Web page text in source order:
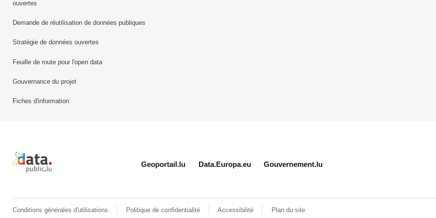
ouvertes
Demande de réutilisation de données publiques
Stratégie de données ouvertes
Feuille de route pour l'open data
Gouvernance du projet
Fiches d'information
Retour à l'accueil de data.public.lu
Geoportail.lu Data.Europa.eu Gouvernement.lu
Conditions générales d'utilisations Politique de confidentialité Accessibilité Plan du site